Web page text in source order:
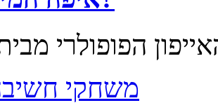
משחקי